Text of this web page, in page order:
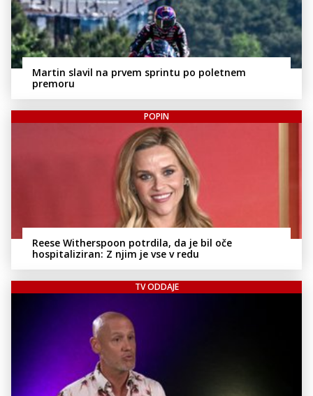
Martin slavil na prvem sprintu po poletnem
premoru
POPIN
Reese Witherspoon potrdila, da je bil oče
hospitaliziran: Z njim je vse v redu
TV ODDAJE